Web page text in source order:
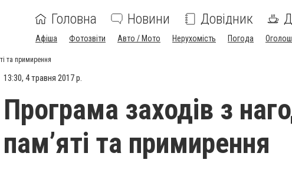
Головна Новини Довідник
Афіша Фотозвіти Авто / Мото Нерухомість Погода
та примирення
13:30, 4 травня 2017 р.
Програма заходів з
пам’яті та примирення